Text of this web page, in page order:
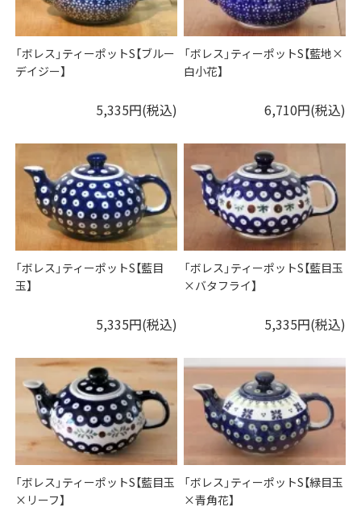
「ボレス」ティーポットS【ブルー
デイジー】
5,335円(税込)
「ボレス」ティーポットS【藍地×
白小花】
6,710円(税込)
「ボレス」ティーポットS【藍目
玉】
5,335円(税込)
「ボレス」ティーポットS【藍目玉
×バタフライ】
5,335円(税込)
「ボレス」ティーポットS【藍目玉
×リーフ】
「ボレス」ティーポットS【緑目玉
×青角花】